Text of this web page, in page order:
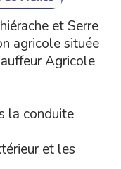
et Serre
agricole située
Agricole
la conduite
et les